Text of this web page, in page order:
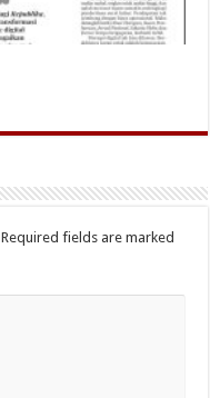
Required fields are marked